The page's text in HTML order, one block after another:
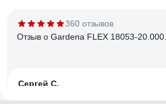
360 отзывов
Отзыв о Gardena FLEX 18053-
Сергей С.
Очень хорошее армирование и